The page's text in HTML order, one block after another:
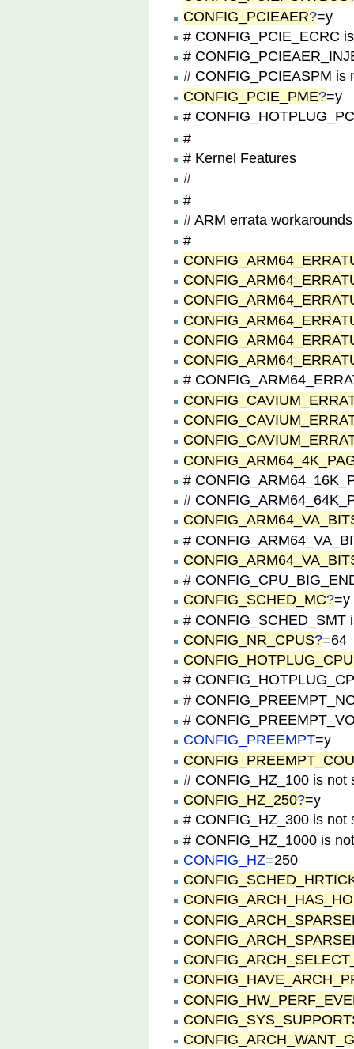
CONFIG_PCIEAER?=y
# CONFIG_PCIE_ECRC
#
# CONFIG_PCIEASPM is
CONFIG_PCIE_PME?=y
#
#
# Kernel Features
#
#
# ARM errata
#
#
#
#
#
#
CONFIG_SCHED_MC?=y
# CONFIG_SCHED_SMT
CONFIG_NR_CPUS?=64
CONFIG_HOTPLUG_CPU
#
#
#
CONFIG_PREEMPT=y
# CONFIG_HZ_100 is not
CONFIG_HZ_250?=y
# CONFIG_HZ_300 is not
# CONFIG_HZ_1000 is
CONFIG_HZ=250